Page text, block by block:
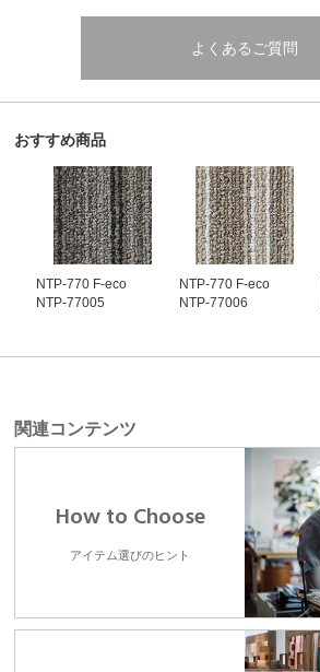
よくあるご質問
おすすめ商品
NTP-770 F-eco
NTP-77005
NTP-770 F-eco
NTP-77006
関連コンテンツ
How to Choose
アイテム選びのヒント